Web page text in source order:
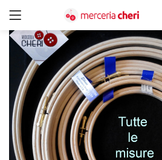
ACCEDI
Ricordami
CERCA IN:
Tutte le categorie
Accessori Design (56)
Accessori merceria (94)
Cesti portalavoro (8)
Aghi e spilli (24)
Applicazioni (26)